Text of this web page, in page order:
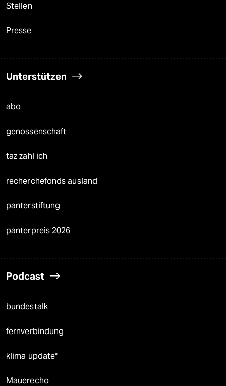
Stellen
Presse
Unterstützen
abo
genossenschaft
taz zahl ich
recherchefonds ausland
panterstiftung
panterpreis 2026
Podcast
bundestalk
fernverbindung
klima update°
Mauerecho